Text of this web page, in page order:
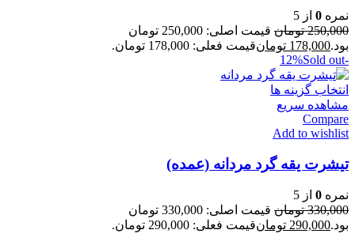
نمره 0 از 5
250,000 تومان
قیمت اصلی: 250,000 تومان
بود.178,000 تومانقیمت فعلی: 178,000 تومان.
-12%
Sold out
انتخاب گزینه ها
مشاهده سریع
Compare
Add to wishlist
تیشرت یقه گرد مردانه (عمده)
نمره 0 از 5
330,000 تومان
قیمت اصلی: 330,000 تومان
بود.290,000 تومانقیمت فعلی: 290,000 تومان.